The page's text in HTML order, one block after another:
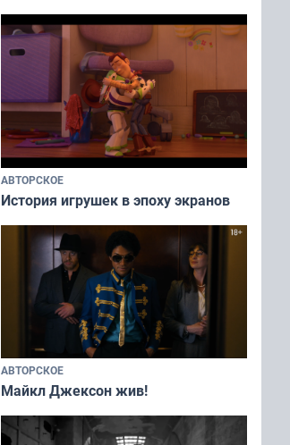
АВТОРСКОЕ
История игрушек в эпоху экранов
АВТОРСКОЕ
Майкл Джексон жив!